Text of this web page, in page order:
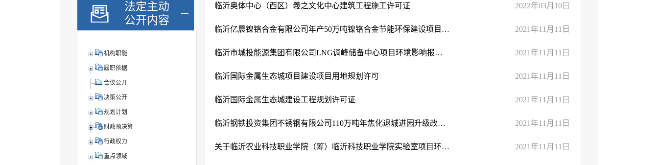
法定主动
公开内容
机构职能
履职依据
会议公开
决策公开
规划计划
财政预决算
行政权力
重点领域
临沂奥体中心（西区）羲之文化中心建筑工程施工许可证 2022年03月10日
临沂亿晨镍铬合金有限公司年产50万吨镍铬合金节能环保建设项目变更环境 ... 2021年11月11日
临沂市城投能源集团有限公司LNG调峰储备中心项目环境影响报告表的批复 2021年11月11日
临沂国际金属生态城项目建设项目用地规划许可 2021年11月11日
临沂国际金属生态城建设工程规划许可证 2021年11月11日
临沂钢铁投资集团不锈钢有限公司110万吨年焦化退城进园升级改造项目 2021年11月11日
关于临沂农业科技职业学院（筹）临沂科技职业学院实验室项目环境影响报 ... 2021年11月11日